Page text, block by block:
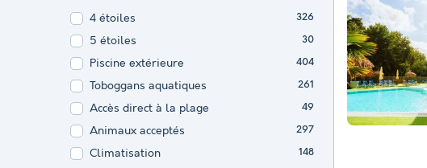
4 étoiles 326
5 étoiles 30
Piscine extérieure 404
Toboggans aquatiques 261
Accès direct à la plage 49
Animaux acceptés 297
Climatisation 148